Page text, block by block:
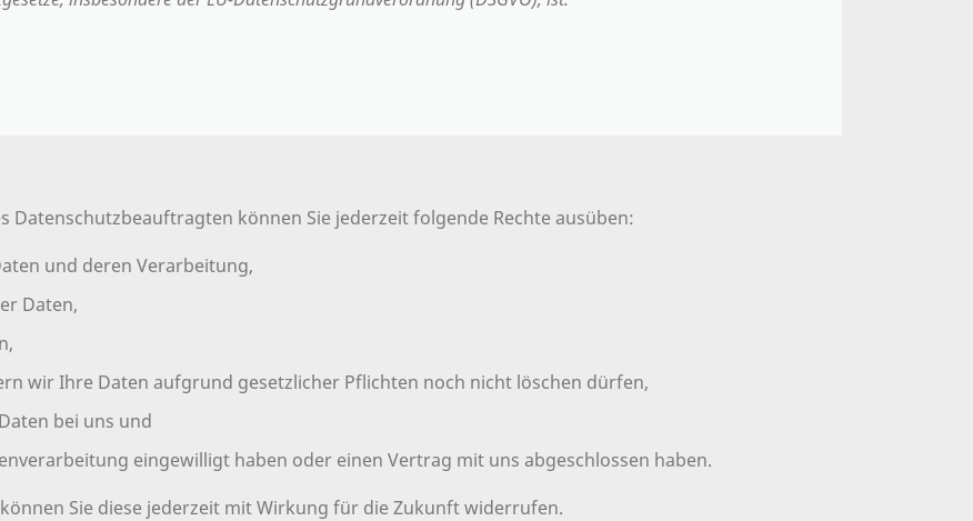
Datenschutzbeauftragten können Sie jederzeit folgende Rechte ausüben:
und deren Verarbeitung,
Daten,
wir Ihre Daten aufgrund gesetzlicher Pflichten noch nicht löschen dürfen,
bei uns und
eingewilligt haben oder einen Vertrag mit uns abgeschlossen haben.
Sie diese jederzeit mit Wirkung für die Zukunft widerrufen.